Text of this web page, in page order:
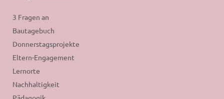
3 Fragen an
Bautagebuch
Donnerstagsprojekte
Eltern-Engagement
Lernorte
Nachhaltigkeit